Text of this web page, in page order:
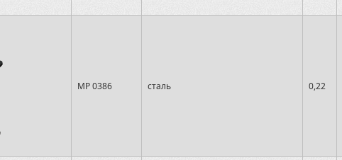
MP 0386 сталь 0,22